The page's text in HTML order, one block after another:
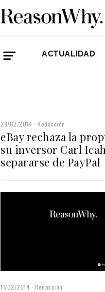
ACTUALIDAD
28/02/2014 Redacción
eBay rechaza la
su inversor Carl
separarse de PayPal
11/02/2014 Redacción